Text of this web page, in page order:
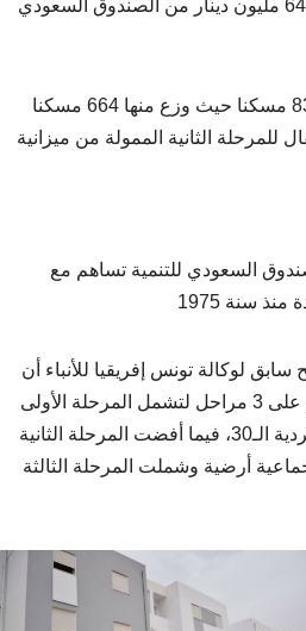
دينار موزعة إلى 563 مليون دينار على ميزانية الدولة و715 مليون دينار موارد خارجية( منها 645 مليون دينار من الصندوق السعودي
ولفتت الوزيرة ، إلى أن هذا البرنامج سيوفر 13400 مسكنا علما وأن المرحلة الأولى تضم 8372 مسكنا حيث وزع منها 664 مسكنا
الإنتقال للمرحلة الثانية الممولة من ميزانية
السعودي للتنمية تساهم مع
سنة 1975
لوكالة تونس إفريقيا للأنباء أن
قرعة توزيع المساكن الإجتماعية بمعتمدية قعفور من ولاية سليانة انتظمت أول أوت المنقضي على 3 مراحل لتشمل المرحلة الأولى
من القرعة تمكين شخص من ذوي الاحتياجات الخاصة من مسكن فردي من بين المساكن الفردية الـ30، فيما أفضت المرحلة الثانية
والبالغ عددهم 7 أشخاص من مساكن جماعية أرضية وشملت المرحلة الثالثة